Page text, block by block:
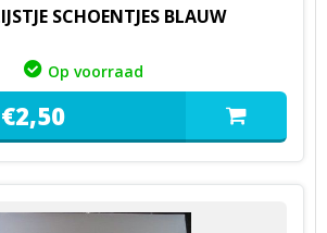
SCHOENTJES BLAUW
Op voorraad
€2,50